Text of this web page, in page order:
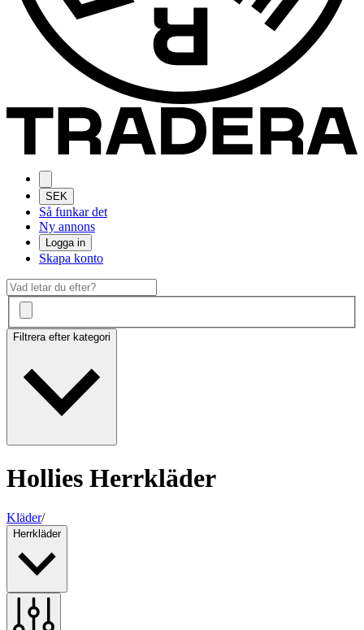
SEK
Så funkar det
Ny annons
Logga in
Skapa konto
Filtrera efter kategori
Hollies Herrkläder
Kläder/
Herrkläder